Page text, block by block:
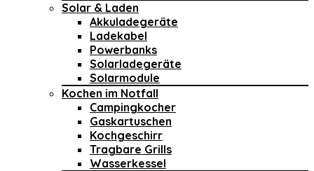
Solar & Laden
Akkuladegeräte
Ladekabel
Powerbanks
Solarladegeräte
Solarmodule
Kochen im Notfall
Campingkocher
Gaskartuschen
Kochgeschirr
Tragbare Grills
Wasserkessel